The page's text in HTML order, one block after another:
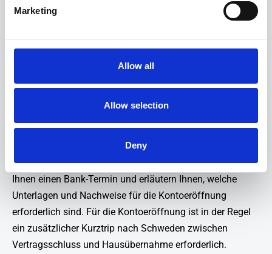
Marketing
Allow all
Allow selection
Deny
schwedischen Original-Kaufvertrag zusammen mit
zugesandt. Ihre Fragen zum Vertragswerk beantworten
schwedisches Abwicklungskonto. In den meisten Fällen
ist für die Abrechnung der Kaufpreis-Restzahlung ein
schwedisches Bankkonto erforderlich. Wir organisieren
Ihnen einen Bank-Termin und erläutern Ihnen, welche
Unterlagen und Nachweise für die Kontoeröffnung
erforderlich sind. Für die Kontoeröffnung ist in der Regel
ein zusätzlicher Kurztrip nach Schweden zwischen
Vertragsschluss und Hausübernahme erforderlich.